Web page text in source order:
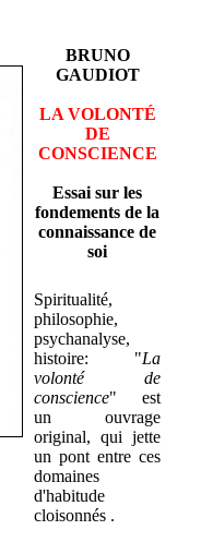
BRUNO
GAUDIOT
LA VOLONTÉ
DE
CONSCIENCE
Essai sur les
fondements de la
connaissance de
soi
Spiritualité,
philosophie,
psychanalyse,
histoire: "La
volonté de
conscience" est
un ouvrage
original, qui jette
un pont entre ces
domaines
d'habitude
cloisonnés .